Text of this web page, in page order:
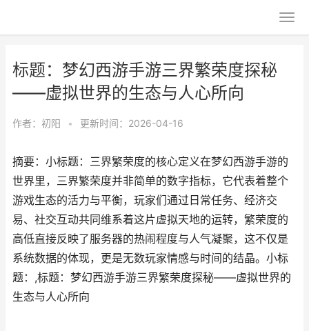
标题：梦幻西游手游三界繁荣度探秘
——虚拟世界的生态与人心所向
作者： 初阳 • 更新时间：2026-04-16
摘要：小标题：三界繁荣度的核心定义在梦幻西游手游的
世界里，三界繁荣度并非简单的数字指标，它代表着整个
游戏生态的活力与平衡，玩家们通过日常任务、经济交
易、社交互动共同维系着这片虚拟天地的运转，繁荣度的
高低直接反映了服务器的热闹程度与人气凝聚，这不仅是
系统数据的体现，更是无数玩家情感与时间的结晶。小标
题：,标题：梦幻西游手游三界繁荣度探秘——虚拟世界的
生态与人心所向